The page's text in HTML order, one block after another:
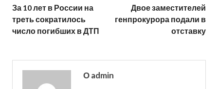
За 10 лет в России на
треть сократилось
число погибших в ДТП
Двое заместителей
генпрокурора подали в
отставку
О admin